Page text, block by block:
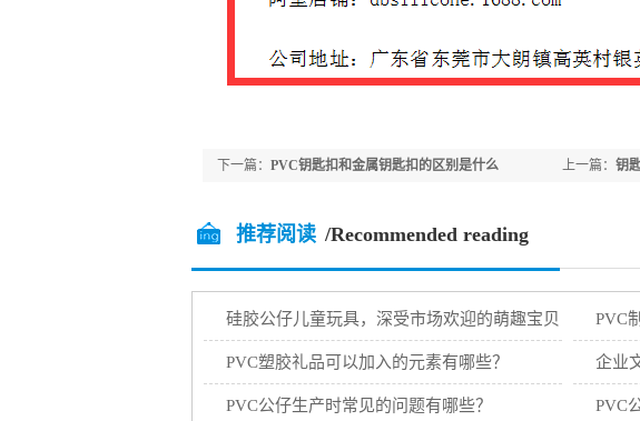
上一篇： 钥
下一篇： PVC钥匙扣和金属钥匙扣的区别是什么
推荐阅读 /Recommended reading
硅胶公仔儿童玩具，深受市场欢迎的萌趣宝贝 PVC
PVC塑胶礼品可以加入的元素有哪些？ 企业
PVC公仔生产时常见的问题有哪些？ PVC